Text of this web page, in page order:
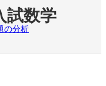
試数学
の分析